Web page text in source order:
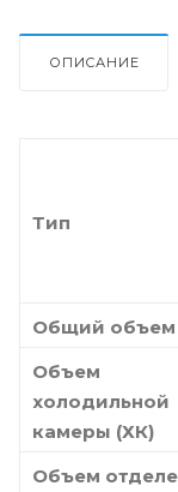
ОПИСАНИЕ
Тип
Общий объем
Объем
холодильной
камеры (ХК)
Объем